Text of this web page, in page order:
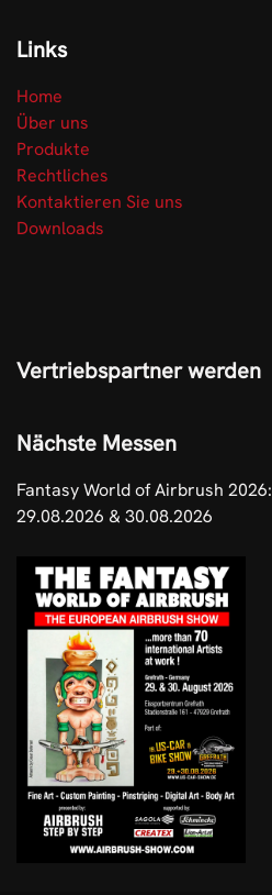
Links
Home
Über uns
Produkte
Rechtliches
Kontaktieren Sie uns
Downloads
Vertriebspartner werden
Nächste Messen
Fantasy World of Airbrush 2026:
29.08.2026 & 30.08.2026